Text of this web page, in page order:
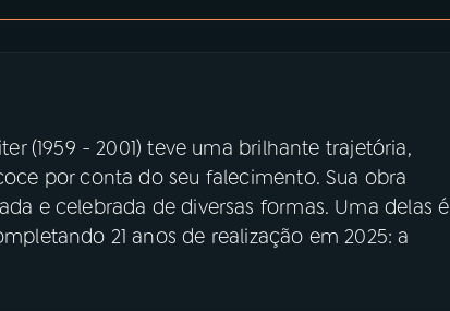
(1959 - 2001) teve uma brilhante trajetória,
por conta do seu falecimento. Sua obra
e celebrada de diversas formas. Uma delas é
21 anos de realização em 2025: a